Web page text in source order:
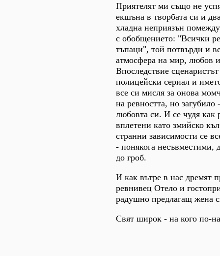
Приятелят ми също не
екшъна в творбата си и
хладна неприязън
с обобщението: "Всички
тъпаци", той потвърди и
атмосфера на мир, любов и
Впоследствие
полицейски сериал и
все си мисля за онова
на ревността, но
любовта си. И се чудя как
вплетени като змийско
странни зависимости се
- понякога несъвместими,
до гроб.
И как вътре в нас дремят
ревнивец Отело и
радушно предлагащ жена
Свят широк - на кого по-